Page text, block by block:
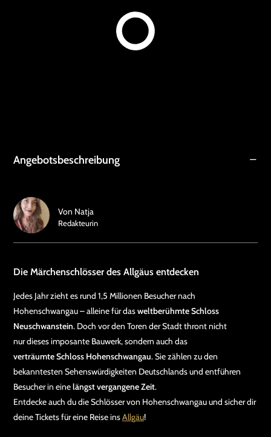
Angebotsbeschreibung
Die Märchenschlösser des Allgäus entdecken
Jedes Jahr zieht es rund 1,5 Millionen Besucher nach
Hohenschwangau – alleine für dasweltberühmte Schloss
Neuschwanstein. Doch vor den Toren der Stadt thront nicht
nur dieses imposante Bauwerk, sondern auch das
verträumte Schloss Hohenschwangau. Sie zählen zu den
bekanntesten Sehenswürdigkeiten Deutschlands und entführen
Besucher in einelängst vergangene Zeit.
Entdecke auch du die Schlösser von Hohenschwangau und sicher dir
deine Tickets für eine Reise insAllgäu!
Von Natja
Redakteurin